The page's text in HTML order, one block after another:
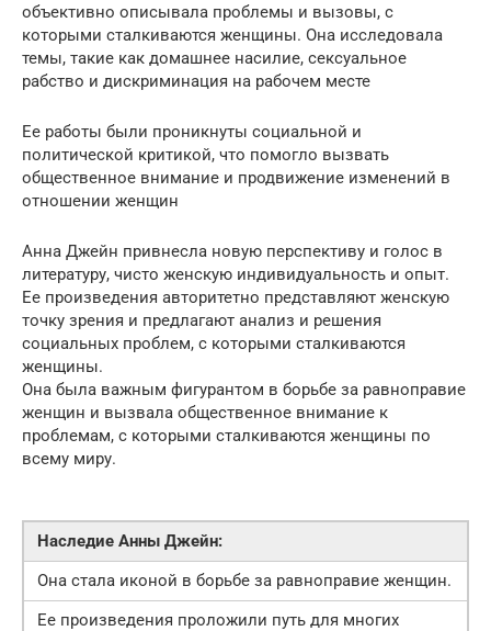
объективно описывала проблемы и вызовы, с
которыми сталкиваются женщины. Она исследовала
темы, такие как домашнее насилие, сексуальное
рабство и дискриминация на рабочем месте
Ее работы были проникнуты социальной и
политической критикой, что помогло вызвать
общественное внимание и продвижение изменений в
отношении женщин
Анна Джейн привнесла новую перспективу и голос в
литературу, чисто женскую индивидуальность и опыт.
Ее произведения авторитетно представляют женскую
точку зрения и предлагают анализ и решения
социальных проблем, с которыми сталкиваются
женщины.
Она была важным фигурантом в борьбе за равноправие
женщин и вызвала общественное внимание к
проблемам, с которыми сталкиваются женщины по
всему миру.
Наследие Анны Джейн:
Она стала иконой в борьбе за равноправие женщин.
Ее произведения проложили путь для многих